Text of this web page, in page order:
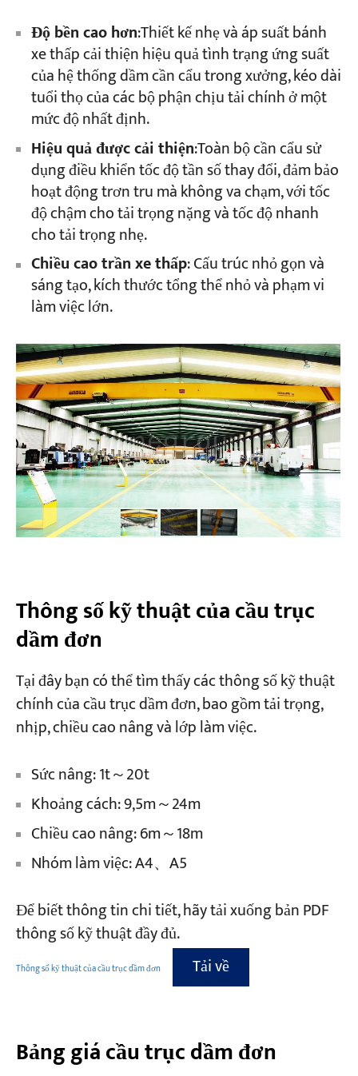
Dự án
Các ứng dụng
Về chúng tôi
Liên hệ chúng tôi
Độ bền cao hơn:Thiết kế nhẹ và áp suất bánh
xe thấp cải thiện hiệu quả tình trạng ứng suất
của hệ thống dầm cần cẩu trong xưởng, kéo dài
tuổi thọ của các bộ phận chịu tải chính ở một
mức độ nhất định.
Hiệu quả được cải thiện:Toàn bộ cần cẩu sử
dụng điều khiển tốc độ tần số thay đổi, đảm bảo
hoạt động trơn tru mà không va chạm, với tốc
độ chậm cho tải trọng nặng và tốc độ nhanh
cho tải trọng nhẹ.
Chiều cao trần xe thấp: Cấu trúc nhỏ gọn và
sáng tạo, kích thước tổng thể nhỏ và phạm vi
làm việc lớn.
Thông số kỹ thuật của cầu trục
dầm đơn
Tại đây bạn có thể tìm thấy các thông số kỹ thuật
chính của cầu trục dầm đơn, bao gồm tải trọng,
nhịp, chiều cao nâng và lớp làm việc.
Sức nâng: 1t～20t
Khoảng cách: 9,5m～24m
Chiều cao nâng: 6m～18m
Nhóm làm việc: A4、A5
Để biết thông tin chi tiết, hãy tải xuống bản PDF
thông số kỹ thuật đầy đủ.
Thông số kỹ thuật của cầu trục dầm đơn Tải về
Bảng giá cầu trục dầm đơn